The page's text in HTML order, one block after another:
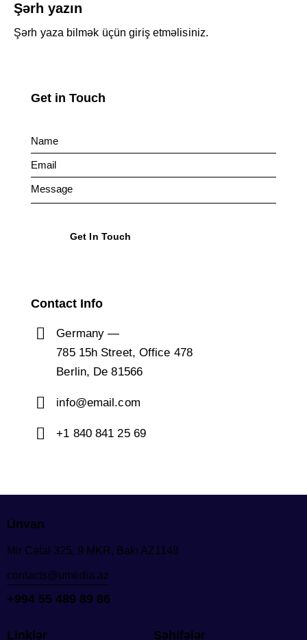
Şərh yazın
Şərh yaza bilmək üçüngiriş etməlisiniz.
Get in Touch
Contact Info
Germany —
785 15h Street, Office 478
Berlin, De 81566
info@email.com
+1 840 841 25 69
Ünvan
Mir Cəlal 325, 9 MKR, Bakı AZ1148
contacts@umedia.az
+994 55 489 89 86
Linklər Səhifələr